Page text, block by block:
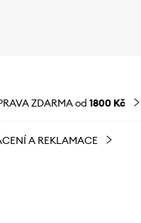
ZDARMA od 1800 Kč
A REKLAMACE